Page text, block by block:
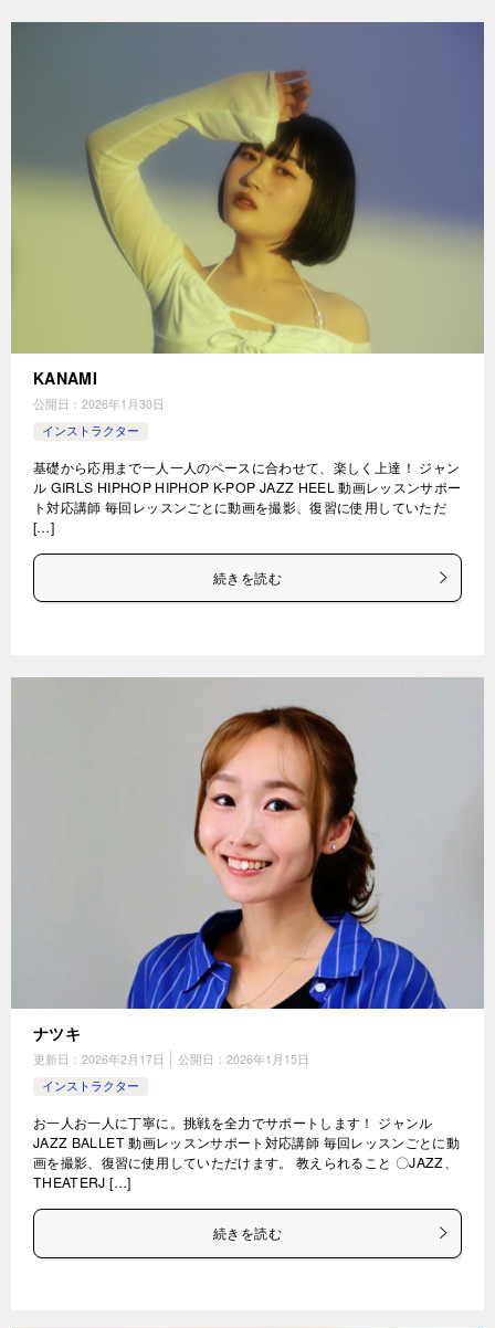
KANAMI
公開日： 2026年1月30日
インストラクター
基礎から応用まで一人一人のペースに合わせて、楽しく上達！ ジャン
ル GIRLS HIPHOP HIPHOP K-POP JAZZ HEEL 動画レッスンサポー
ト対応講師 毎回レッスンごとに動画を撮影、復習に使用していただ
[…]
続きを読む
ナツキ
更新日： 2026年2月17日 公開日： 2026年1月15日
インストラクター
お一人お一人に丁寧に。挑戦を全力でサポートします！ ジャンル
JAZZ BALLET 動画レッスンサポート対応講師 毎回レッスンごとに動
画を撮影、復習に使用していただけます。 教えられること 〇JAZZ、
THEATERJ […]
続きを読む